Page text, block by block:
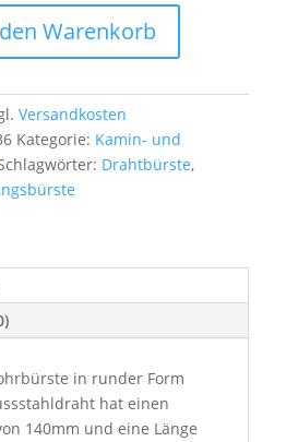
Warenkorb
Versandkosten
Kategorie: Kamin- und
Drahtbürste,
in runder Form
hat einen
140mm und eine Länge